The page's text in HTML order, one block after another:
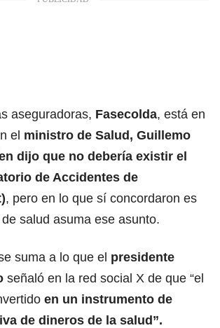
aseguradoras, Fasecolda, está en
el ministro de Salud, Guillemo
dijo que no debería existir el
de Accidentes de
, pero en lo que sí concordaron es
salud asuma ese asunto.
suma a lo que el presidente
señaló en la red social X de que “el
en un instrumento de
de dineros de la salud”.